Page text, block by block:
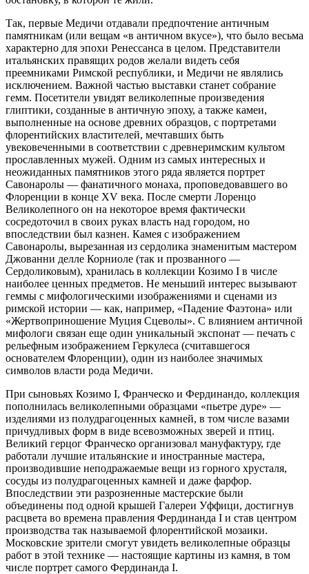
Так, первые Медичи отдавали предпочтение античным
памятникам (или вещам «в античном вкусе»), что было весьма
характерно для эпохи Ренессанса в целом. Представители
итальянских правящих родов желали видеть себя
преемниками Римской республики, и Медичи не являлись
исключением. Важной частью выставки станет собрание
гемм. Посетители увидят великолепные произведения
глиптики, созданные в античную эпоху, а также камеи,
выполненные на основе древних образцов, с портретами
флорентийских властителей, мечтавших быть
увековеченными в соответствии с древнеримским культом
прославленных мужей. Одним из самых интересных и
неожиданных памятников этого ряда является портрет
Савонаролы — фанатичного монаха, проповедовавшего во
Флоренции в конце XV века. После смерти Лоренцо
Великолепного он на некоторое время фактически
сосредоточил в своих руках власть над городом, но
впоследствии был казнен. Камея с изображением
Савонаролы, вырезанная из сердолика знаменитым мастером
Джованни делле Корниоле (так и прозванного —
Сердоликовым), хранилась в коллекции Козимо I в числе
наиболее ценных предметов. Не меньший интерес вызывают
геммы с мифологическими изображениями и сценами из
римской истории — как, например, «Падение Фаэтона» или
«Жертвоприношение Муция Сцеволы». С влиянием античной
мифологи связан еще один уникальный экспонат — печать с
рельефным изображением Геркулеса (считавшегося
основателем Флоренции), один из наиболее значимых
символов власти рода Медичи.
При сыновьях Козимо I, Франческо и Фердинандо, коллекция
пополнилась великолепными образцами «пьетре дуре» —
изделиями из полудрагоценных камней, в том числе вазами
причудливых форм в виде всевозможных зверей и птиц.
Великий герцог Франческо организовал мануфактуру, где
работали лучшие итальянские и иностранные мастера,
производившие неподражаемые вещи из горного хрусталя,
сосуды из полудрагоценных камней и даже фарфор.
Впоследствии эти разрозненные мастерские были
объединены под одной крышей Галереи Уффици, достигнув
расцвета во времена правления Фердинанда I и став центром
производства так называемой флорентийской мозаики.
Московские зрители смогут увидеть великолепные образцы
работ в этой технике — настоящие картины из камня, в том
числе портрет самого Фердинанда I.